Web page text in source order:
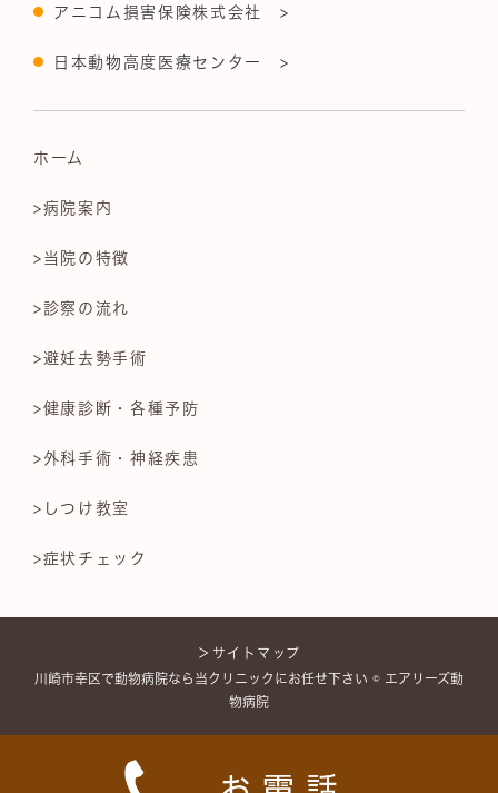
アニコム損害保険株式会社 >
日本動物高度医療センター >
ホーム
>病院案内
>当院の特徴
>診察の流れ
>避妊去勢手術
>健康診断・各種予防
>外科手術・神経疾患
>しつけ教室
>症状チェック
＞サイトマップ
川崎市幸区で動物病院なら当クリニックにお任せ下さい © エアリーズ動
物病院